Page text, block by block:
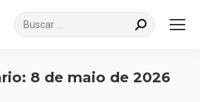
Search:
8 de maio de 2026